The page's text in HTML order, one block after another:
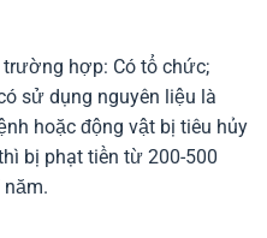
hợp: Có tổ chức;
sử dụng nguyên liệu là
hoặc động vật bị tiêu hủy
bị phạt tiền từ 200-500